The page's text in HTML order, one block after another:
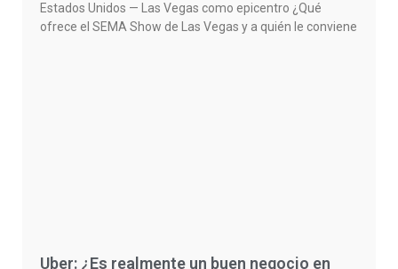
Estados Unidos — Las Vegas como epicentro ¿Qué
ofrece el SEMA Show de Las Vegas y a quién le conviene
Uber: ¿Es realmente un buen negocio en